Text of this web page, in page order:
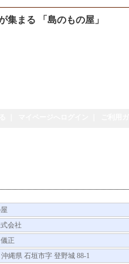
まる 「島のもの屋」
会社
正
沖縄県 石垣市字 登野城 88-1